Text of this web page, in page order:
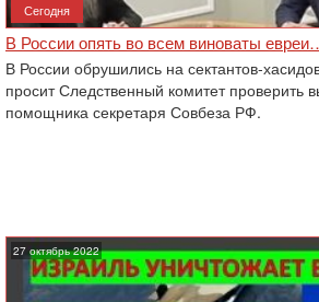
Сегодня
В России опять во всем виноваты
В России обрушились на сектантов-
просит Следственный комитет проверить
помощника секретаря Совбеза РФ.
27 октябрь 2022